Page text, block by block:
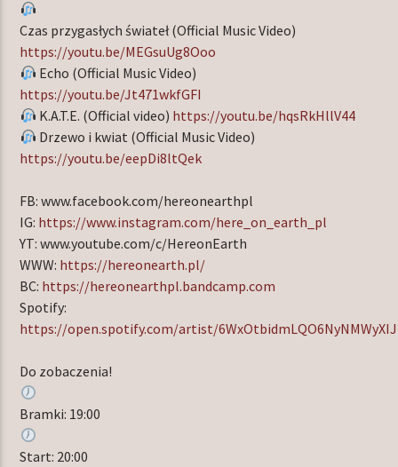
Czas przygasłych świateł (Official Music Video)
https://youtu.be/MEGsuUg8Ooo
Echo (Official Music Video)
https://youtu.be/Jt471wkfGFI
K.A.T.E. (Official video) https://youtu.be/hqsRkHllV44
Drzewo i kwiat (Official Music Video)
https://youtu.be/eepDi8ltQek
FB: www.facebook.com/hereonearthpl
IG: https://www.instagram.com/here_on_earth_pl
YT: www.youtube.com/c/HereonEarth
WWW: https://hereonearth.pl/
BC: https://hereonearthpl.bandcamp.com
Spotify:
https://open.spotify.com/artist/6WxOtbidmLQO6NyNMWyXIJ
Do zobaczenia!
Bramki: 19:00
Start: 20:00